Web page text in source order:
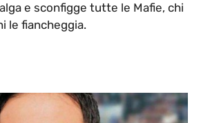
e sconfigge tutte le Mafie, chi
le fiancheggia.